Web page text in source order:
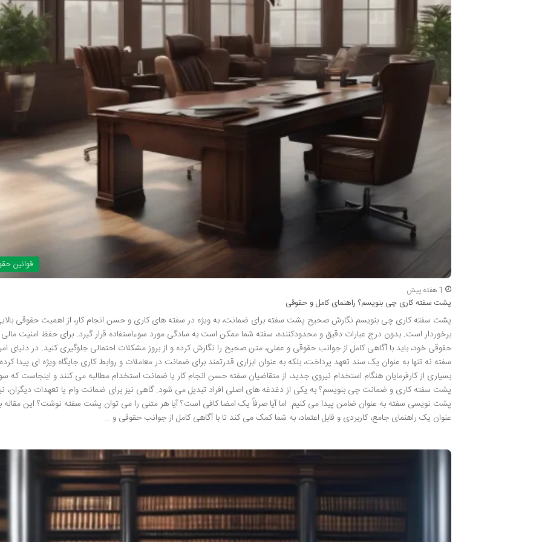
قوانین
1 هفته پیش
پشت سفته کاری چی بنویسم؟ راهنمای کامل و حقوقی
پشت سفته کاری چی بنویسم نگارش صحیح پشت سفته برای ضمانت، به ویژه در سفته های کاری و حسن انجام کار، از اهمیت حقوقی
برخوردار است. بدون درج عبارات دقیق و محدودکننده، سفته شما ممکن است به سادگی مورد سوءاستفاده قرار گیرد. برای حفظ امنیت
حقوقی خود، باید با آگاهی کامل از جوانب حقوقی و عملی، متن صحیح را نگارش کرده و از بروز مشکلات احتمالی جلوگیری کنید. در دنیای
سفته نه تنها به عنوان یک سند تعهد پرداخت، بلکه به عنوان ابزاری قدرتمند برای ضمانت در معاملات و روابط کاری جایگاه ویژه ای پیدا
بسیاری از کارفرمایان هنگام استخدام نیروی جدید، از متقاضیان سفته حسن انجام کار یا ضمانت استخدام مطالبه می کنند و اینجاست که
پشت سفته کاری و ضمانت چی بنویسم؟ به یکی از دغدغه های اصلی افراد تبدیل می شود. گاهی نیز برای ضمانت وام یا تعهدات دیگران،
پشت نویسی سفته به عنوان ضامن پیدا می کنیم. اما آیا صرفاً یک امضا کافی است؟ آیا هر متنی را می توان پشت سفته نوشت؟ این مقاله
عنوان یک راهنمای جامع، کاربردی و قابل اعتماد، به شما کمک می کند تا با آگاهی کامل از جوانب حقوقی و …